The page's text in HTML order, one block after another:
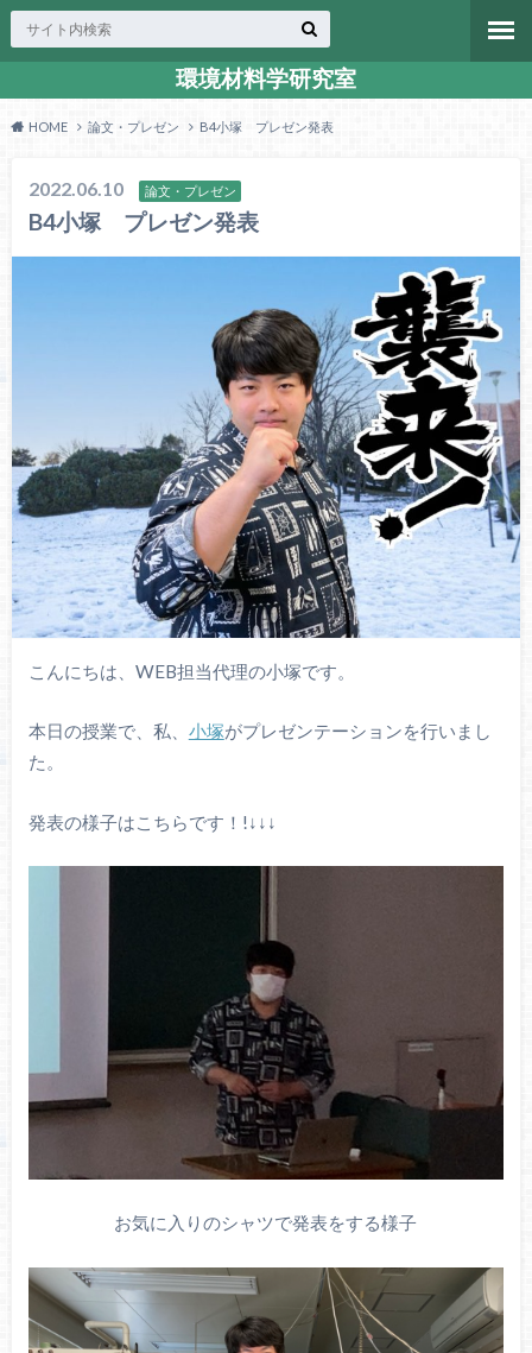
環境材料学研究室
HOME 論文・プレゼン B4小塚 プレゼン発表
2022.06.10 論文・プレゼン
B4小塚 プレゼン発表
こんにちは、WEB担当代理の小塚です。
本日の授業で、私、 小塚がプレゼンテーションを行いまし
た。
発表の様子はこちらです！!↓↓↓
お気に入りのシャツで発表をする様子